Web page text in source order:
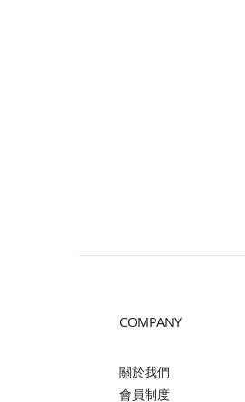
COMPANY
關於我們
會員制度